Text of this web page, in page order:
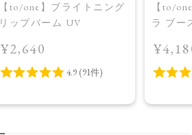
【to/one】ブライトニング
リップバーム UV
¥2,640
【to/
ラ ブー